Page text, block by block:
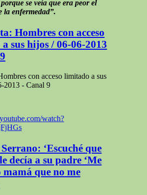
se veía que era peor el
la enfermedad”.
Hombres con acceso
sus hijos / 06-06-2013
con acceso limitado a sus
2013 - Canal 9
watch?
‘Escuché que
decía a su padre ‘Me
mamá que no me